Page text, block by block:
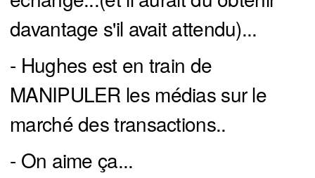
davantage s'il avait attendu)...
- Hughes est en train de
MANIPULER les médias sur le
marché des transactions..
- On aime ça...